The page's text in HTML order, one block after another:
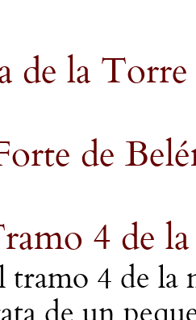
de la
de
4 de
tramo 4 de la